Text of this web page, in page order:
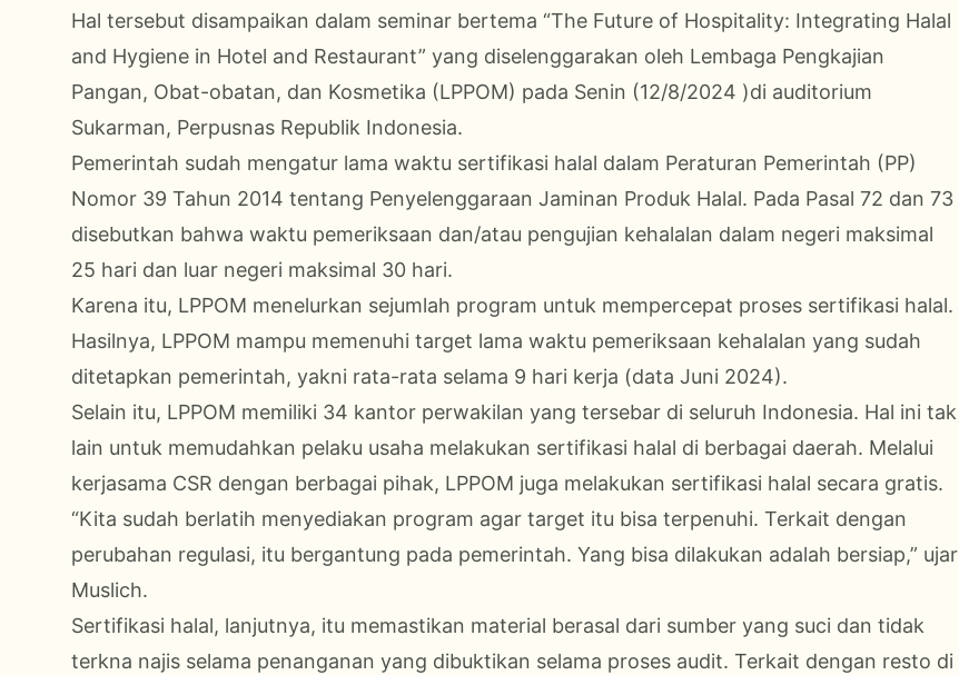
Hal tersebut disampaikan dalam seminar bertema “The Future of Hospitality: Integrating Halal
and Hygiene in Hotel and Restaurant” yang diselenggarakan oleh Lembaga Pengkajian
Pangan, Obat-obatan, dan Kosmetika (LPPOM) pada Senin (12/8/2024 )di auditorium
Sukarman, Perpusnas Republik Indonesia.
Pemerintah sudah mengatur lama waktu sertifikasi halal dalam Peraturan Pemerintah (PP)
Nomor 39 Tahun 2014 tentang Penyelenggaraan Jaminan Produk Halal. Pada Pasal 72 dan 73
disebutkan bahwa waktu pemeriksaan dan/atau pengujian kehalalan dalam negeri maksimal
25 hari dan luar negeri maksimal 30 hari.
Karena itu, LPPOM menelurkan sejumlah program untuk mempercepat proses sertifikasi halal.
Hasilnya, LPPOM mampu memenuhi target lama waktu pemeriksaan kehalalan yang sudah
ditetapkan pemerintah, yakni rata-rata selama 9 hari kerja (data Juni 2024).
Selain itu, LPPOM memiliki 34 kantor perwakilan yang tersebar di seluruh Indonesia. Hal ini tak
lain untuk memudahkan pelaku usaha melakukan sertifikasi halal di berbagai daerah. Melalui
kerjasama CSR dengan berbagai pihak, LPPOM juga melakukan sertifikasi halal secara gratis.
“Kita sudah berlatih menyediakan program agar target itu bisa terpenuhi. Terkait dengan
perubahan regulasi, itu bergantung pada pemerintah. Yang bisa dilakukan adalah bersiap,” ujar
Muslich.
Sertifikasi halal, lanjutnya, itu memastikan material berasal dari sumber yang suci dan tidak
terkna najis selama penanganan yang dibuktikan selama proses audit. Terkait dengan resto di